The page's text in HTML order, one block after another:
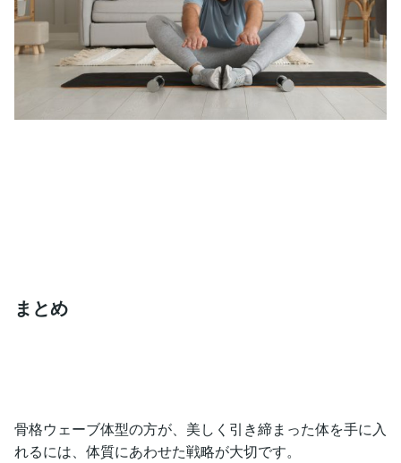
まとめ
骨格ウェーブ体型の方が、美しく引き締まった体を手に入
れるには、体質にあわせた戦略が大切です。